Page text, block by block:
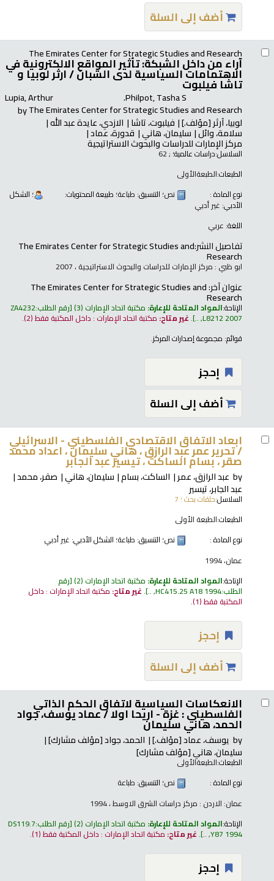
أضف إلى السلة
The Emirates Center for Strategic Studies and Research
آراء من داخل الشبكة: تأثير المواقع الالكترونية في
الاهتمامات السياسية لدى الشبان /ارثر لوبيا و
تاشا فيلبوت
Lupia, Arthur Philpot, Tasha S.
The Emirates Center for Strategic Studies and Research
by
لوبيا، آرثر[مؤلف.] فيلبوت، تاشا الازدي، عايدة عبد الله
سلامة، وائل سليمان، هاني قدورة، عماد
مركز الإمارات للدراسات والبحوث الاستراتيجية
السلاسل:دراسات عالمية؛ ; 62
الطبعات:الطبعةالأولى
نوع المادة :
نص؛ التنسيق: طباعة؛ طبيعة المحتويات: ؛ الشكل
الأدبي: غير أدبي
اللغة: عربي
تفاصيل النشر:The Emirates Center for Strategic Studies and
Research
ابو ظبي : مركز الإمارات للدراسات والبحوث الاستراتيجية ، 2007
عنوان آخر:The Emirates Center for Strategic Studies and
Research
الإتاحة:المواد المتاحة للإعارة: مكتبة اتحاد الإمارات (3) رقم الطلب:ZA4232
L8212 2007, ..
.غير متاح: مكتبة اتحاد الإمارات : داخل المكتبة فقط(2).
قوائم: مجموعة إصدارات المركز.
إحجز
أضف إلى السلة
ابعاد الاتفاق الاقتصادي الفلسطيني - الاسرائيلي
/تحرير عمر عبد الرازق ، هاني سليمان ، اعداد محمد
صقر ، بسام الساكت ، تيسير عبد الجابر
by عبد الرازق، عمر الساكت، بسام سليمان، هاني صقر، محمد
عبد الجابر، تيسير
السلاسل:حلقات بحث ؛ 7
الطبعات:الطبعة الأولى
نوع المادة :
نص؛ التنسيق: طباعة؛ الشكل الأدبي: غير أدبي
عمان، 1994
الإتاحة:المواد المتاحة للإعارة: مكتبة اتحاد الإمارات (2) رقم
الطلب:HC415.25 A18 1994, ..
.غير متاح: مكتبة اتحاد الإمارات : داخل
المكتبة فقط(1).
إحجز
أضف إلى السلة
الانعكاسات السياسية لاتفاق الحكم الذاتي
الفلسطيني : غزة - اريحا اولا /عماد يوسف، جواد
الحمد، هاني سليمان
by يوسف، عماد[مؤلف.] الحمد، جواد[مؤلف مشارك]
سليمان، هاني[مؤلف مشارك]
الطبعات:الطبعةالأولى
نوع المادة :
نص؛ التنسيق: طباعة
عمان: الاردن : مركز دراسات الشرق الاوسط ، 1994
الإتاحة:المواد المتاحة للإعارة: مكتبة اتحاد الإمارات (2) رقم الطلب:DS119.7
Y87 1994, ..
.غير متاح:مكتبة اتحاد الإمارات : داخل المكتبة فقط(1).
إحجز